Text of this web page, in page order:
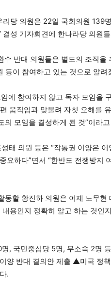
당 의원은 22일 국회의원 139
성 기자회견에 한나라당 의원
반대 의원들은 별도의 조직을
등이 참여하고 있는 것으로 알려
에 참여하지 않고 독자 모임을
움직임과 맞물려 자칫 오해를
모임을 결성하게 된 것”이라
태 의원 등은 “작통권 이양은
요하다”면서 “한반도 전쟁방지
할 황진하 의원은 어제 노무현
용인지 정확히 알고 하는 것인
, 국민중심당 5명, 무소속 2명
양 반대 결의안 제출 ▲미국 정
.